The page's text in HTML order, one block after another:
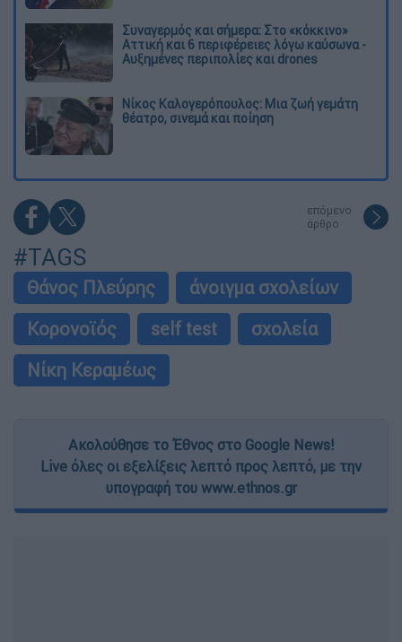
Συναγερμός και σήμερα: Στο «κόκκινο»
Αττική και 6 περιφέρειες λόγω καύσωνα -
Αυξημένες περιπολίες και drones
Νίκος Καλογερόπουλος: Μια ζωή γεμάτη
θέατρο, σινεμά και ποίηση
επόμενο
άρθρο
#TAGS
Θάνος Πλεύρης
άνοιγμα σχολείων
Κορονοϊός
self test
σχολεία
Νίκη Κεραμέως
Ακολούθησε το Έθνος στο Google News!
Live όλες οι εξελίξεις λεπτό προς λεπτό, με την
υπογραφή του www.ethnos.gr